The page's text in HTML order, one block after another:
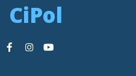
CiPol